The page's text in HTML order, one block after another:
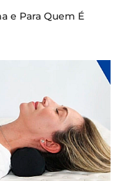
e Para Quem É